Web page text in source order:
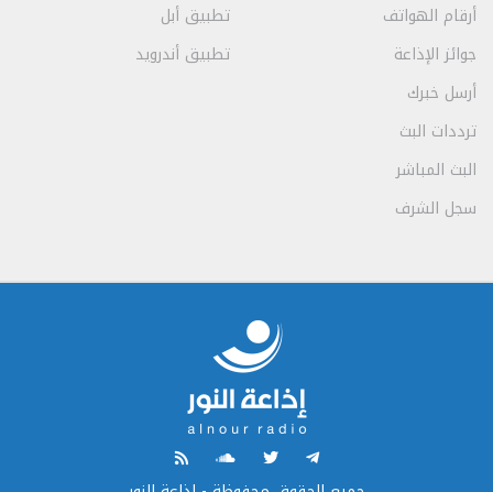
أرقام الهواتف
جوائز الإذاعة
أرسل خبرك
ترددات البث
البث المباشر
سجل الشرف
تطبيق أبل
تطبيق أندرويد